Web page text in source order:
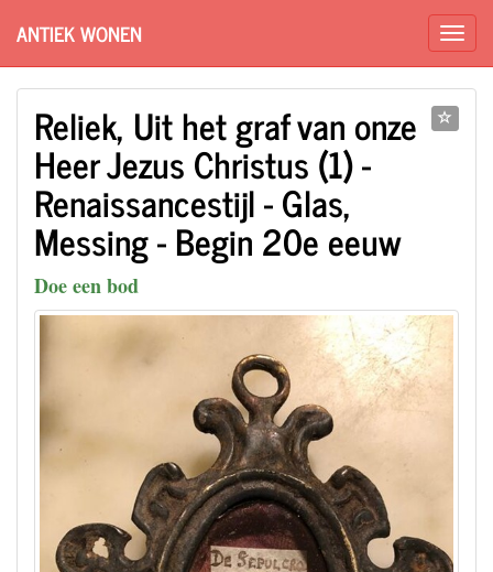
ANTIEK WONEN
Reliek, Uit het graf van onze
Heer Jezus Christus (1) -
Renaissancestijl - Glas,
Messing - Begin 20e eeuw
Doe een bod